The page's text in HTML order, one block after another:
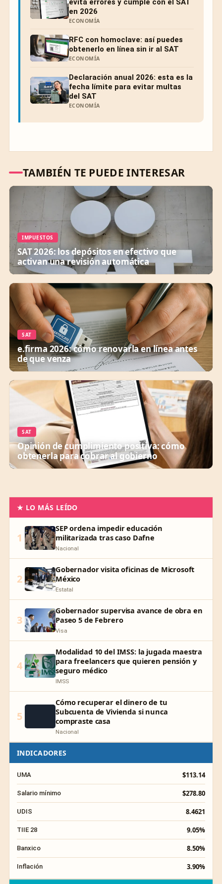
en 2026
ECONOMÍA
RFC con homoclave: así puedes
obtenerlo en línea sin ir al SAT
ECONOMÍA
Declaración anual 2026: esta es la
fecha límite para evitar multas
del SAT
ECONOMÍA
TAMBIÉN TE PUEDE INTERESAR
IMPUESTOS
SAT 2026: los depósitos en efectivo que
activan una revisión automática
SAT
e.firma 2026: cómo renovarla en línea antes
de que venza
SAT
Opinión de cumplimiento positiva: cómo
obtenerla para cobrar al gobierno
★ LO MÁS LEÍDO
1
SEP ordena impedir educación
militarizada tras caso Dafne
Nacional
2
Gobernador visita oficinas de Microsoft
México
Estatal
3
Gobernador supervisa avance de obra en
Paseo 5 de Febrero
Visa
4
Modalidad 10 del IMSS: la jugada maestra
para freelancers que quieren pensión y
seguro médico
IMSS
5
Cómo recuperar el dinero de tu
Subcuenta de Vivienda si nunca
compraste casa
Nacional
INDICADORES
UMA $113.14
Salario mínimo $278.80
UDIS 8.4621
TIIE 28 9.05%
Banxico 8.50%
Inflación 3.90%